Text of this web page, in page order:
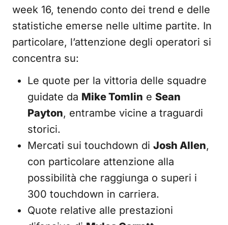
week 16, tenendo conto dei trend e delle
statistiche emerse nelle ultime partite. In
particolare, l’attenzione degli operatori si
concentra su:
Le quote per la vittoria delle squadre
guidate da Mike Tomlin e Sean
Payton, entrambe vicine a traguardi
storici.
Mercati sui touchdown di Josh Allen,
con particolare attenzione alla
possibilità che raggiunga o superi i
300 touchdown in carriera.
Quote relative alle prestazioni